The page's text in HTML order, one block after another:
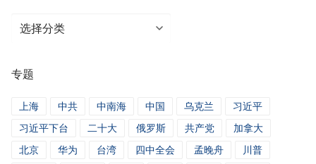
分
闻
专题
上海 中共 中南海 中国 乌克兰
习近平
习近平下台
二十大 俄罗斯 共产党
加拿大
北京
华为 台湾 四中全会 孟晚舟
川普